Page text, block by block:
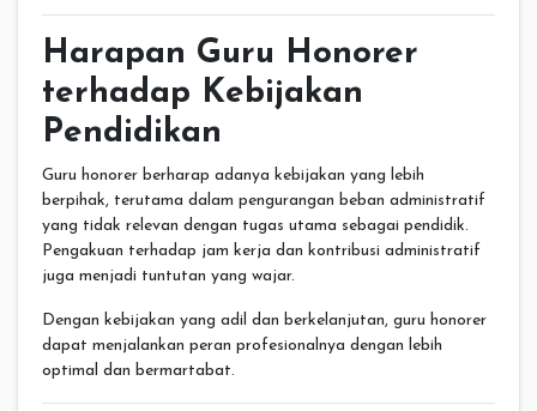
Harapan Guru Honorer
terhadap Kebijakan
Pendidikan
Guru honorer berharap adanya kebijakan yang lebih
berpihak, terutama dalam pengurangan beban administratif
yang tidak relevan dengan tugas utama sebagai pendidik.
Pengakuan terhadap jam kerja dan kontribusi administratif
juga menjadi tuntutan yang wajar.
Dengan kebijakan yang adil dan berkelanjutan, guru honorer
dapat menjalankan peran profesionalnya dengan lebih
optimal dan bermartabat.